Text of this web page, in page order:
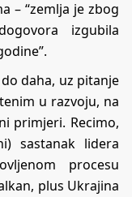
– “zemlja je zbog
izgubila
daha, uz pitanje
u razvoju, na
primjeri. Recimo,
sastanak lidera
procesu
plus Ukrajina